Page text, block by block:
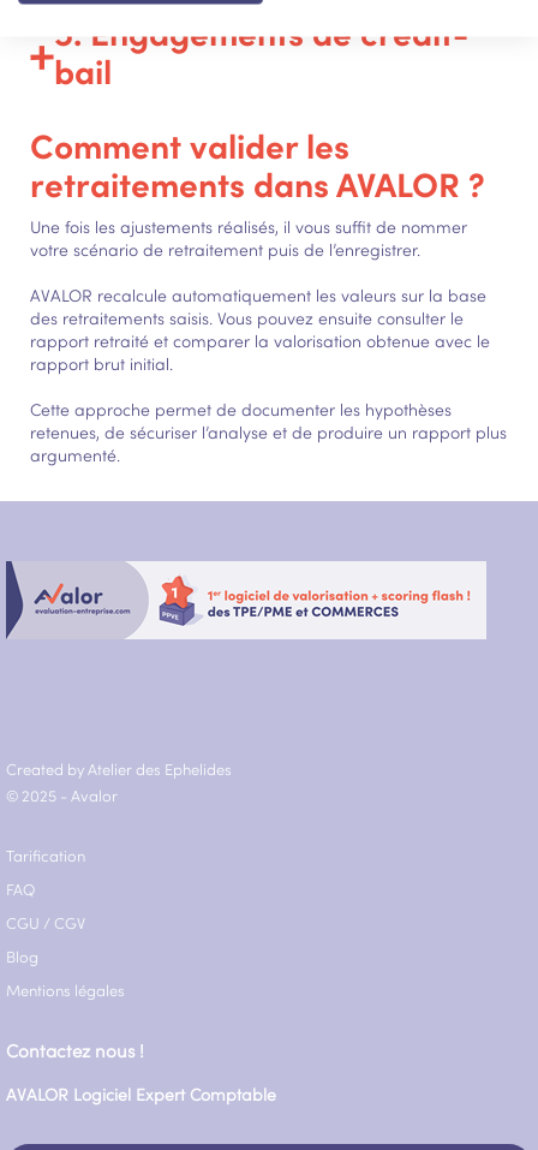
5. Engagements de crédit-
bail
Comment valider les
retraitements dans AVALOR ?
Une fois les ajustements réalisés, il vous suffit de nommer
votre scénario de retraitement puis de l’enregistrer.
AVALOR recalcule automatiquement les valeurs sur la base
des retraitements saisis. Vous pouvez ensuite consulter le
rapport retraité et comparer la valorisation obtenue avec le
rapport brut initial.
Cette approche permet de documenter les hypothèses
retenues, de sécuriser l’analyse et de produire un rapport plus
argumenté.
Created by Atelier des Ephelides
© 2025 - Avalor
Tarification
FAQ
CGU / CGV
Blog
Mentions légales
Contactez nous !
AVALOR Logiciel Expert Comptable